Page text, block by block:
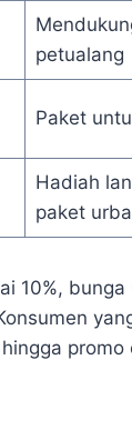
petualang
Paket
Hadiah
paket
10%,